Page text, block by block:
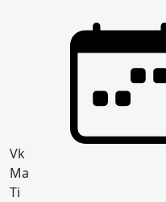
Vk
Ma
Ti